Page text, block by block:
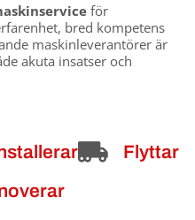
för
bred kompetens
maskinleverantörer är
akuta insatser och
Flyttar